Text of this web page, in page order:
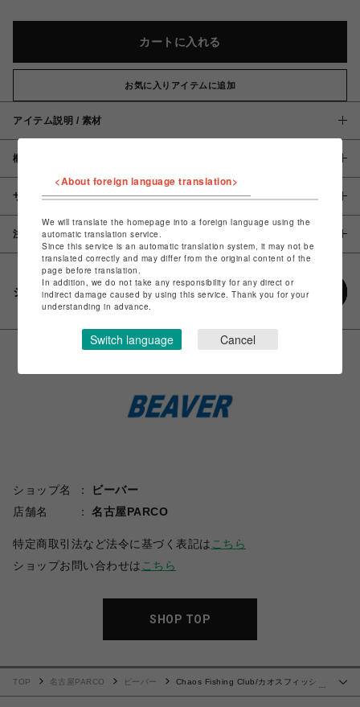
カートに入れる
お気に入りアイテムに追加
アイテム説明 / 素材
概要
サイズ
注意事項
シェアする
ショップ名
ビーバー
店舗名
名古屋PARCO
特定商取引法など法令に基づく表記は こちら
ショップお問い合わせは こちら
SHOP TOP
…
TOP 名古屋PARCO ビーバー
Chaos Fishing Club/カオスフィッシン
<About foreign language translation>
We will translate the homepage into a foreign language using the
automatic translation service.
Since this service is an automatic translation system, it may not be
translated correctly and may differ from the original content of the
page before translation.
In addition, we do not take any responsibility for any direct or
indirect damage caused by using this service. Thank you for your
understanding in advance.
Switch language Cancel